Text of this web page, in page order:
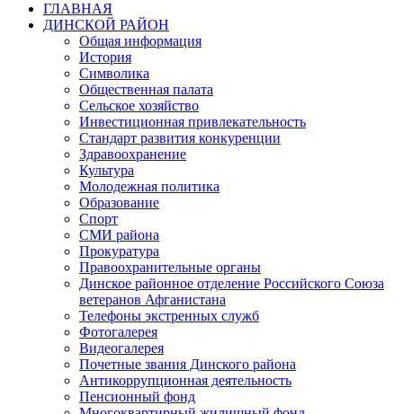
ГЛАВНАЯ
ДИНСКОЙ РАЙОН
Общая информация
История
Символика
Общественная палата
Сельское хозяйство
Инвестиционная привлекательность
Стандарт развития конкуренции
Здравоохранение
Культура
Молодежная политика
Образование
Спорт
СМИ района
Прокуратура
Правоохранительные органы
Динское районное отделение Российского Союза
ветеранов Афганистана
Телефоны экстренных служб
Фотогалерея
Видеогалерея
Почетные звания Динского района
Антикоррупционная деятельность
Пенсионный фонд